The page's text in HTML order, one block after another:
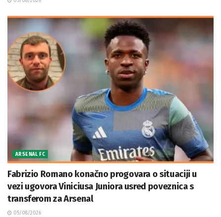
ARSENAL FC
Fabrizio Romano konačno progovara o situaciji u
vezi ugovora Viniciusa Juniora usred poveznica s
transferom za Arsenal
05/08/2026